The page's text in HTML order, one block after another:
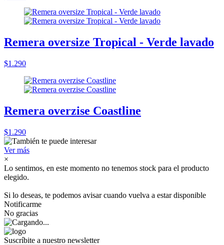
Remera oversize Tropical - Verde lavado
$1.290
Remera overzise Coastline
$1.290
Ver más
×
Lo sentimos, en este momento no tenemos stock para el producto
elegido.
Si lo deseas, te podemos avisar cuando vuelva a estar disponible
Notificarme
No gracias
Suscríbite a nuestro newsletter